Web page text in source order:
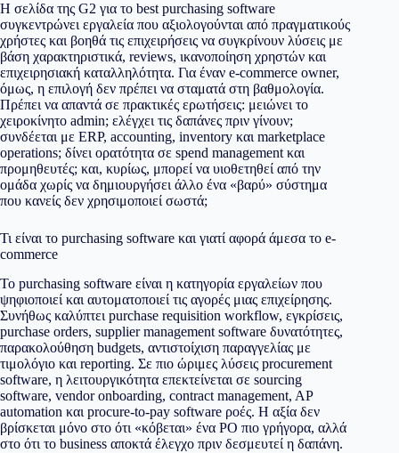
Η σελίδα της G2 για το best purchasing software
συγκεντρώνει εργαλεία που αξιολογούνται από πραγματικούς
χρήστες και βοηθά τις επιχειρήσεις να συγκρίνουν λύσεις με
βάση χαρακτηριστικά, reviews, ικανοποίηση χρηστών και
επιχειρησιακή καταλληλότητα. Για έναν e-commerce owner,
όμως, η επιλογή δεν πρέπει να σταματά στη βαθμολογία.
Πρέπει να απαντά σε πρακτικές ερωτήσεις: μειώνει το
χειροκίνητο admin; ελέγχει τις δαπάνες πριν γίνουν;
συνδέεται με ERP, accounting, inventory και marketplace
operations; δίνει ορατότητα σε spend management και
προμηθευτές; και, κυρίως, μπορεί να υιοθετηθεί από την
ομάδα χωρίς να δημιουργήσει άλλο ένα «βαρύ» σύστημα
που κανείς δεν χρησιμοποιεί σωστά;
Τι είναι το purchasing software και γιατί αφορά άμεσα το e-
commerce
Το purchasing software είναι η κατηγορία εργαλείων που
ψηφιοποιεί και αυτοματοποιεί τις αγορές μιας επιχείρησης.
Συνήθως καλύπτει purchase requisition workflow, εγκρίσεις,
purchase orders, supplier management software δυνατότητες,
παρακολούθηση budgets, αντιστοίχιση παραγγελίας με
τιμολόγιο και reporting. Σε πιο ώριμες λύσεις procurement
software, η λειτουργικότητα επεκτείνεται σε sourcing
software, vendor onboarding, contract management, AP
automation και procure-to-pay software ροές. Η αξία δεν
βρίσκεται μόνο στο ότι «κόβεται» ένα PO πιο γρήγορα, αλλά
στο ότι το business αποκτά έλεγχο πριν δεσμευτεί η δαπάνη.